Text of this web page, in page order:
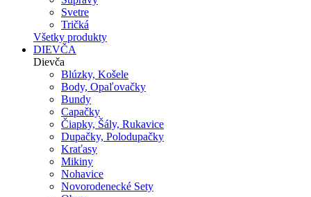
Svetre
Tričká
Všetky produkty
DIEVČA
Dievča
Blúzky, Košele
Body, Opaľovačky
Bundy
Capačky
Čiapky, Šály, Rukavice
Dupačky, Polodupačky
Kraťasy
Mikiny
Nohavice
Novorodenecké Sety